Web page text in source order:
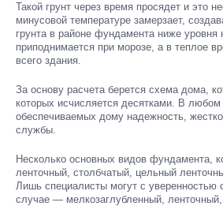
Такой грунт через время просядет и это
минусовой температуре замерзает,
грунта в районе фундамента ниже
приподнимается при морозе, а в теплое
всего здания.
За основу расчета берется схема дома,
которых исчисляется десятками. В
обеспечиваемых дому надежность,
службы.
Несколько основных видов фундамента,
ленточный, столбчатый, цельный
Лишь специалисты могут с уверенностью
случае — мелкозаглубленный,